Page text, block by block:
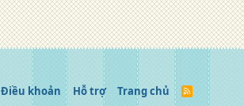
Điều khoản Hỗ trợ Trang chủ
R